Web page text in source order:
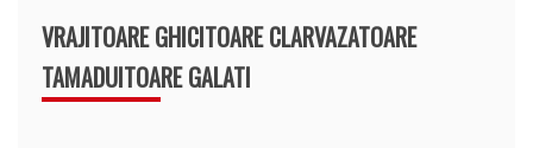
VRAJITOARE GHICITOARE CLARVAZATOARE
TAMADUITOARE GALATI